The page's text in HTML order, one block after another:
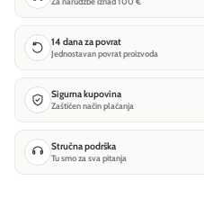
14 dana za povrat
Jednostavan povrat proizvoda
Sigurna kupovina
Zaštićen način plaćanja
Stručna podrška
Tu smo za sva pitanja